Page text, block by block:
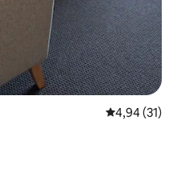
4,94 de uma
4,94 (31)